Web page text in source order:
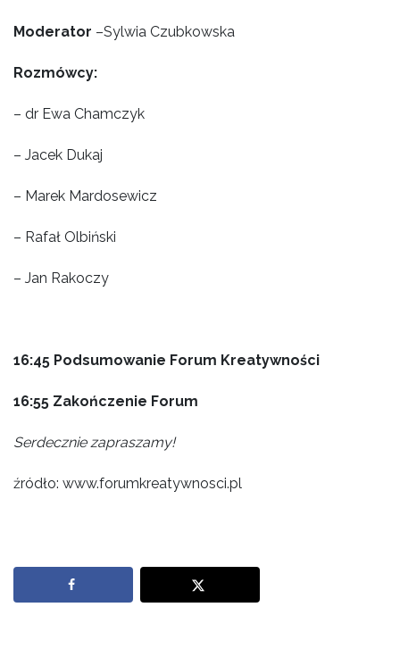
Moderator –Sylwia Czubkowska
Rozmówcy:
– dr Ewa Chamczyk
– Jacek Dukaj
– Marek Mardosewicz
– Rafał Olbiński
– Jan Rakoczy
16:45 Podsumowanie Forum Kreatywności
16:55 Zakończenie Forum
Serdecznie zapraszamy!
źródło: www.forumkreatywnosci.pl